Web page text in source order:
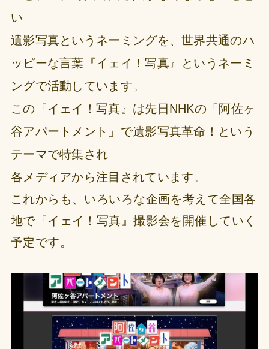
い
遺影写真というネーミングを、世界共通のハ
ッピーな言葉『イェイ！写真』というネーミ
ングで活動しています。
この『イェイ！写真』は先日NHKの「阿佐ヶ
谷アパートメント」で遺影写真革命！という
テーマで特集され
各メディアから注目されています。
これからも、いろいろな企画を考えて全国各
地で『イェイ！写真』撮影会を開催していく
予定です。